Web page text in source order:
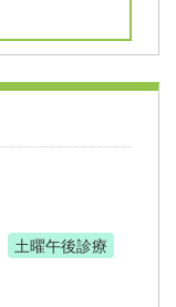
土曜午後診療